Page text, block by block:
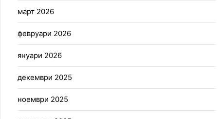
март 2026
февруари 2026
януари 2026
декември 2025
ноември 2025